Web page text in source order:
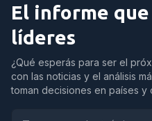
El informe que
líderes
¿Qué esperás para ser el
con las noticias y el análisis
toman decisiones en países y